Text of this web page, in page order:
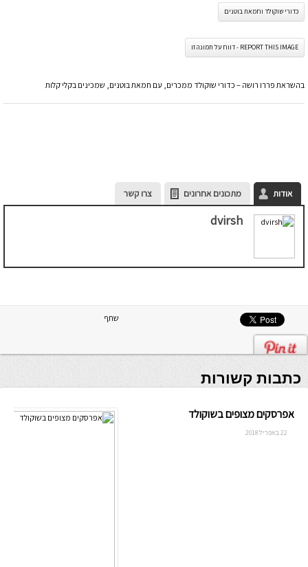
כדורי שוקולד וחמאת בוטנים
REPORT THIS IMAGE - דווח על תמונה זו
בהשראת פררו רושה – כדורי שוקולד ממכרים, עם חמאת בוטנים, שמכינים בקלי קלות
אודות מתכונים אחרונים צרו קשר
dvirsh
שתף
כתבות קשורות
אפרסקים מצופים בשוקולד
22 באפריל 2018